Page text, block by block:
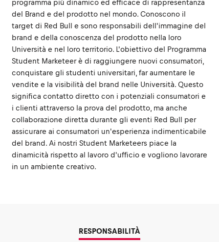
programma più dinamico ed efficace di rappresentanza
del Brand e del prodotto nel mondo. Conoscono il
target di Red Bull e sono responsabili dell'immagine del
brand e della conoscenza del prodotto nella loro
Università e nel loro territorio. L'obiettivo del Programma
Student Marketeer è di raggiungere nuovi consumatori,
conquistare gli studenti universitari, far aumentare le
vendite e la visibilità del brand nelle Università. Questo
significa contatto diretto con i potenziali consumatori e
i clienti attraverso la prova del prodotto, ma anche
collaborazione diretta durante gli eventi Red Bull per
assicurare ai consumatori un'esperienza indimenticabile
del brand. Ai nostri Student Marketeers piace la
dinamicità rispetto al lavoro d'ufficio e vogliono lavorare
in un ambiente creativo.
RESPONSABILITÀ